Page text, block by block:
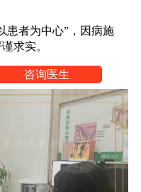
患者为中心”，因病施
求实。
咨询医生